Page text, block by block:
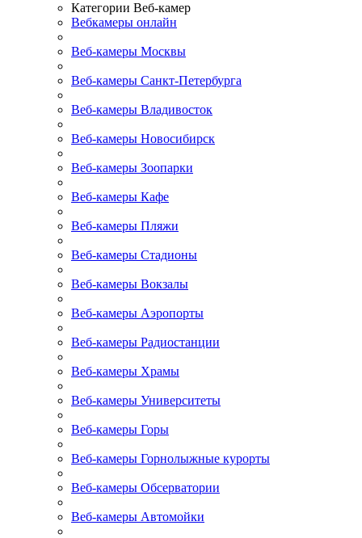
Категории Веб-камер
Вебкамеры онлайн
Веб-камеры Москвы
Веб-камеры Санкт-Петербурга
Веб-камеры Владивосток
Веб-камеры Новосибирск
Веб-камеры Зоопарки
Веб-камеры Кафе
Веб-камеры Пляжи
Веб-камеры Стадионы
Веб-камеры Вокзалы
Веб-камеры Аэропорты
Веб-камеры Радиостанции
Веб-камеры Храмы
Веб-камеры Университеты
Веб-камеры Горы
Веб-камеры Горнолыжные курорты
Веб-камеры Обсерватории
Веб-камеры Автомойки